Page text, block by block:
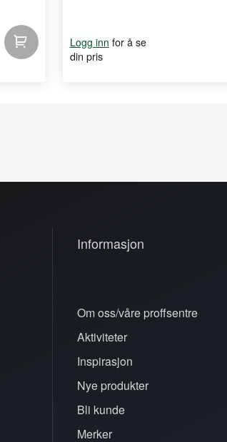
Logg inn for å se
din pris
Informasjon
Om oss/våre proffsentre
Aktiviteter
Inspirasjon
Nye produkter
Bli kunde
Merker